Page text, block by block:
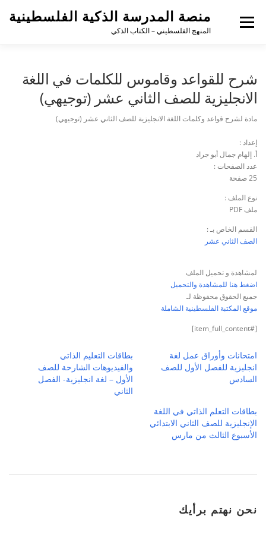
منصة المدرسة الذكية الفلسطينية
المنهج الفلسطيني – الكتاب الذكي
القائمة
شرح للقواعد وقاموس للكلمات في اللغة
الانجليزية للصف الثاني عشر (توجيهي)
مادة لشرح قواعد وكلمات اللغة الانجليزية للصف الثاني عشر (توجيهي)
إعداد :
أ. إلهام جمال أبو جراد
عدد الصفحات :
25 صفحة
نوع الملف :
ملف PDF
القسم الخاص بـ :
الصف الثاني عشر
لمشاهدة و تحميل الملف
اضغط هنا للمشاهدة والتحميل
جميع الحقوق محفوظة لـ
موقع المكتبة الفلسطينية الشاملة
[#item_full_content]
امتحانات وأوراق عمل لغة
انجليزية للفصل الأول للصف
السادس
بطاقات التعليم الذاتي
والفيديوهات الشارحة للصف
الأول – لغة انجليزية- الفصل
الثاني
بطاقات التعلم الذاتي في اللغة
الإنجليزية للصف الثاني الابتدائي
الأسبوع الثالث من مارس
نحن نهتم برأيك